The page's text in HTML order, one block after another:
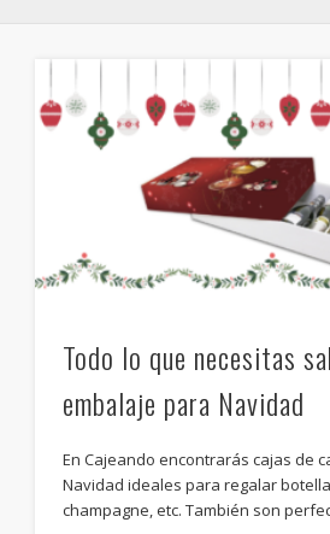
Todo lo que necesitas
embalaje para Navidad
En Cajeando encontrarás cajas de
Navidad ideales para regalar
champagne, etc. También son